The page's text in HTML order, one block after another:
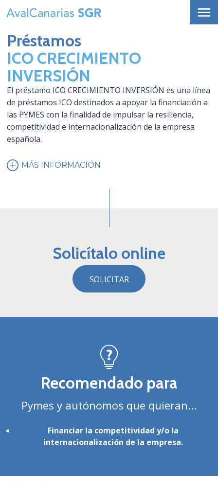
Préstamos
ICO CRECIMIENTO
INVERSIÓN
El préstamo ICO CRECIMIENTO INVERSIÓN es una línea
de préstamos ICO destinados a apoyar la financiación a
las PYMES con la finalidad de impulsar la resiliencia,
competitividad e internacionalización de la empresa
española.
MÁS INFORMACIÓN
Solicítalo online
SOLICITAR
Recomendado para
Pymes y autónomos que quieran...
Financiar la competitividad y/o la
internacionalización de la empresa.